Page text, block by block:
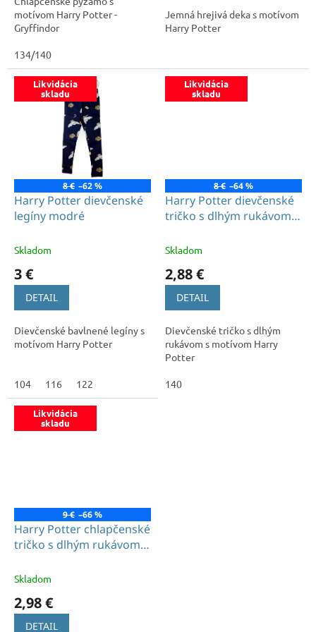
hviezdičiek.
motívom Harry Potter -
Gryffindor
134/140
Jemná hrejivá deka s motívom
Harry Potter
Likvidácia
skladu
8 € –62 %
Harry Potter dievčenské
legíny modré
Skladom
3 €
DETAIL
Dievčenské bavlnené legíny s
motívom Harry Potter
104 116 122
Likvidácia
skladu
8 € –64 %
Harry Potter dievčenské
tričko s dlhým rukávom
Skladom
2,88 €
DETAIL
Dievčenské tričko s dlhým
rukávom s motívom Harry
Potter
140
Likvidácia
skladu
9 € –66 %
Harry Potter chlapčenské
tričko s dlhým rukávom
Skladom
2,98 €
DETAIL